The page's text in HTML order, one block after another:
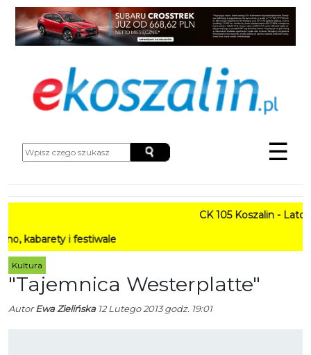
☰
CK 105 Koszalin - Lato w
i festiwale
Kultura
"Tajemnica Westerplatte"
AutorEwa Zielińska12 Lutego 2013 godz. 19:01